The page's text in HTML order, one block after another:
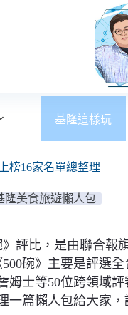
基隆這樣玩
榜16家名單總整理
隆美食旅遊懶人包
評比，是由聯合報
碗》主要是評選
姆士等50位跨領域
一篇懶人包給大家，